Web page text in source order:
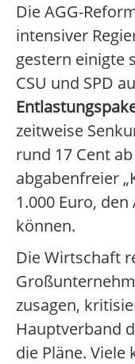
Die AGG-
intensiver
gestern einigte
CSU und SPD
zeitweise
rund 17 Cent
abgabenfreier
1.000 Euro,
können.
Die Wirtschaft
zusagen,
Hauptverband
die Pläne.